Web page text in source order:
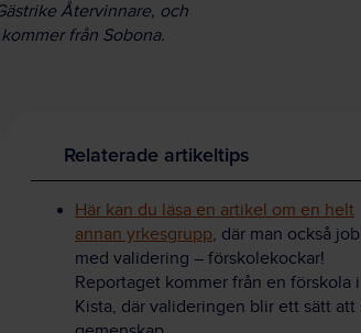
Återvinnare, och
från Sobona.
Relaterade artikeltips
Här kan du läsa en artikel om en helt
annan yrkesgrupp, där man också
med validering – förskolekockar!
Reportaget kommer från en förskola i
Kista, där valideringen blir ett sätt